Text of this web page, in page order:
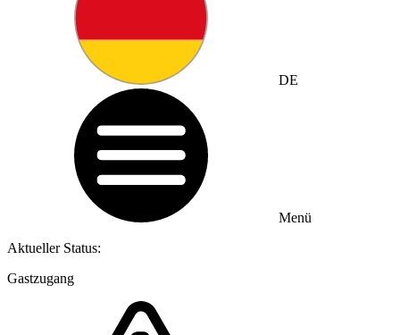
DE
Menü
Aktueller Status:
Gastzugang